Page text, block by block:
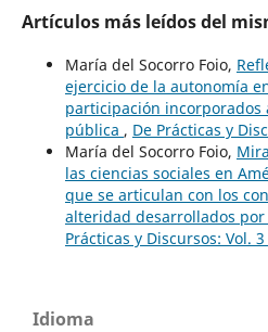
Artículos más leídos del
María del Socorro Foio,
ejercicio de la autonomía
participación incorporados
pública , De Prácticas y
María del Socorro Foio,
las ciencias sociales en
que se articulan con los
alteridad desarrollados
Prácticas y Discursos: Vol.
Idioma